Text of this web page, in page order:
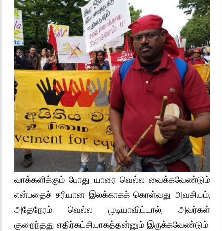
வாக்களிக்கும் போது யாரை வெல்ல வைக்கவேண்டும்
என்பதைச் சரியான இலக்காகக் கொள்வது அவசியம்,
அதேநேரம் வெல்ல முடியாவிட்டால், அவர்கள்
குறைந்தது எதிர்கட்சியாகத்தன்னும் இருக்கவேண்டும்.